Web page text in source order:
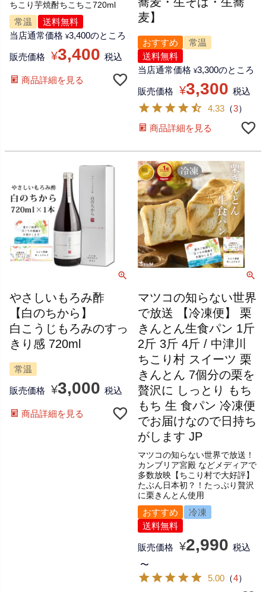
ちこり芋焼酎ちこちこ720ml
常温
送料無料
当店通常価格 ¥3,400のところ
販売価格 ¥3,400 税込
商品詳細を見る
麦】
おすすめ
常温
送料無料
当店通常価格 ¥3,300のところ
販売価格 ¥3,300 税込
4.33 （3）
商品詳細を見る
やさしいもろみ酢
【白のちから】
白こうじもろみのすっ
きり感 720ml
常温
販売価格 ¥3,000 税込
商品詳細を見る
マツコの知らない世界で放送！
カンブリア宮殿 などメディアで
多数放映【ちこり村で大好評】
たぶん日本初？！たっぷり贅沢
に栗きんとん使用
マツコの知らない世界
で放送 【冷凍便】 栗
きんとん生食パン 1斤
2斤 3斤 4斤 / 中津川
ちこり村 スイーツ 栗
きんとん 7個分の栗を
贅沢に しっとり もち
もち 生 食パン 冷凍便
でお届けなので日持ち
がします JP
おすすめ
冷凍
送料無料
販売価格 ¥2,990 税込
〜
5.00 （4）